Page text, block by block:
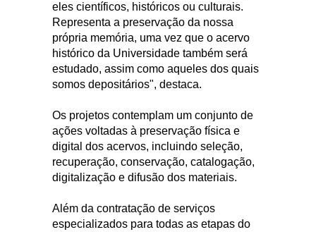
eles científicos, históricos ou culturais.
Representa a preservação da nossa
própria memória, uma vez que o acervo
histórico da Universidade também será
estudado, assim como aqueles dos quais
somos depositários", destaca.
Os projetos contemplam um conjunto de
ações voltadas à preservação física e
digital dos acervos, incluindo seleção,
recuperação, conservação, catalogação,
digitalização e difusão dos materiais.
Além da contratação de serviços
especializados para todas as etapas do